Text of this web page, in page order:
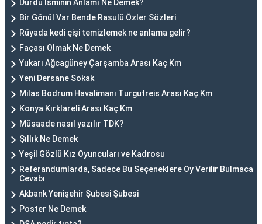
Durdu İsminin Anlamı Ne Demek?
Bir Gönül Var Bende Rasulü Özler Sözleri
Rüyada kedi çişi temizlemek ne anlama gelir?
Façası Olmak Ne Demek
Yukarı Ağcagüney Çarşamba Arası Kaç Km
Yeni Dersane Sokak
Milas Bodrum Havalimanı Turgutreis Arası Kaç Km
Konya Kırklareli Arası Kaç Km
Müsaade nasıl yazılır TDK?
Şıllık Ne Demek
Yeşil Gözlü Kız Oyuncuları ve Kadrosu
Referandumlarda, Sadece Bu Seçeneklere Oy Verilir Bulmaca
Cevabı
Akbank Yenişehir Şubesi Şubesi
Poster Ne Demek